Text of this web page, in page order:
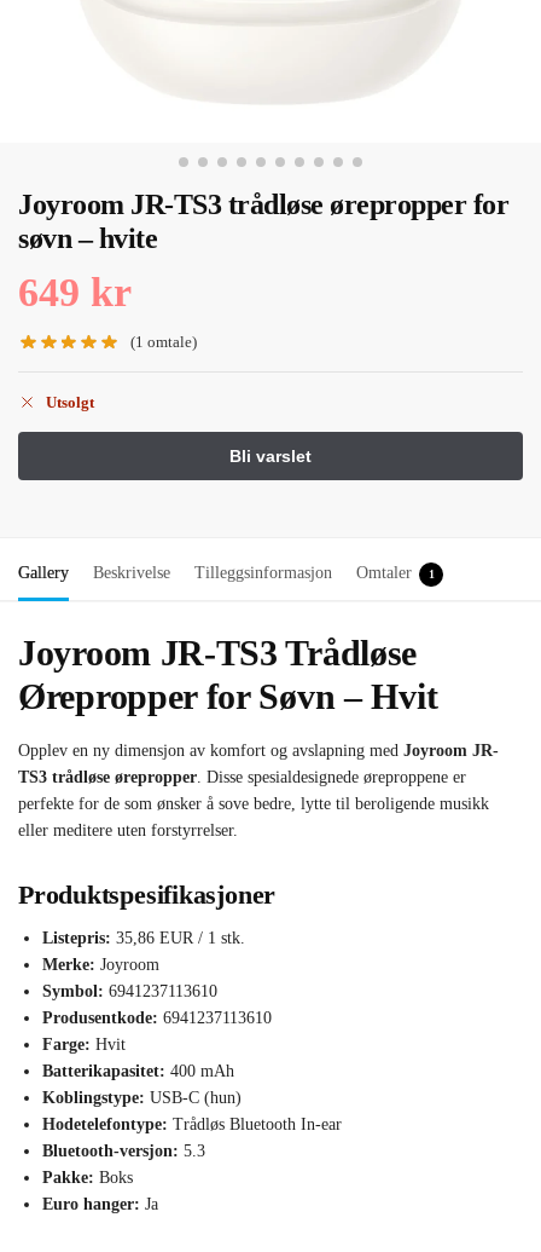
Joyroom JR-TS3 trådløse ørepropper for
søvn – hvite
649 kr
(1 omtale)
Utsolgt
Gallery Beskrivelse Tilleggsinformasjon Omtaler 1
Joyroom JR-TS3 Trådløse
Ørepropper for Søvn – Hvit
Opplev en ny dimensjon av komfort og avslapning med Joyroom JR-
TS3 trådløse ørepropper . Disse spesialdesignede øreproppene er
perfekte for de som ønsker å sove bedre, lytte til beroligende musikk
eller meditere uten forstyrrelser.
Produktspesifikasjoner
Listepris: 35,86 EUR / 1 stk.
Merke: Joyroom
Symbol: 6941237113610
Produsentkode: 6941237113610
Farge: Hvit
Batterikapasitet: 400 mAh
Koblingstype: USB-C (hun)
Hodetelefontype: Trådløs Bluetooth In-ear
Bluetooth-versjon: 5.3
Pakke: Boks
Euro hanger: Ja